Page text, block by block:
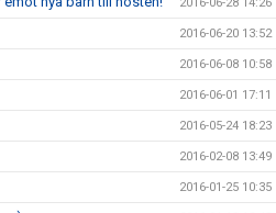
2016-06-20 13:52
2016-06-08 10:58
2016-06-01 17:11
2016-05-24 18:23
2016-02-08 13:49
2016-01-25 10:35